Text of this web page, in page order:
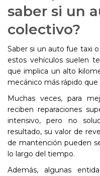
saber si un
colectivo?
Saber si un auto fue taxi
estos vehículos suelen
que implica un alto
mecánico más rápido
Muchas veces, para
reciben reparaciones
intensivo, pero no
resultado, su valor de
de mantención pueden
lo largo del tiempo.
Además, algunas